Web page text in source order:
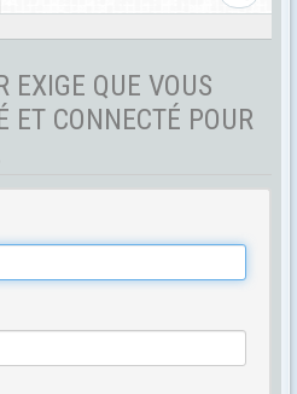
EXIGE QUE VOUS
ET CONNECTÉ POUR